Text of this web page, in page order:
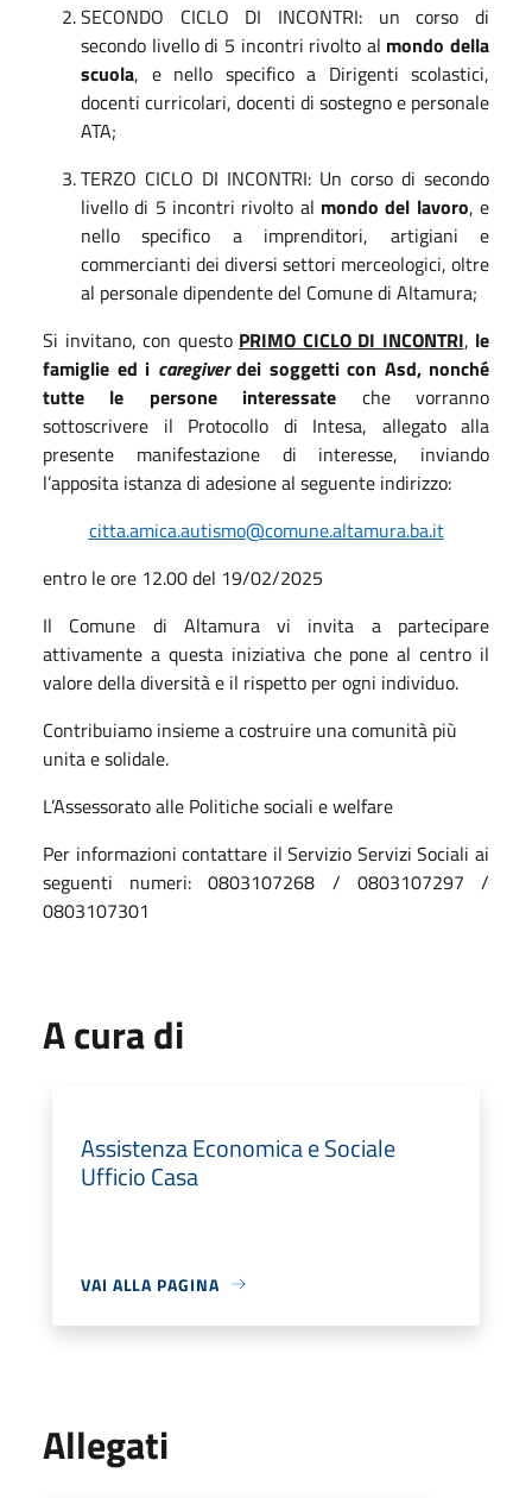
SECONDO CICLO DI INCONTRI: un corso di
secondo livello di 5 incontri rivolto al mondo della
scuola, e nello specifico a Dirigenti scolastici,
docenti curricolari, docenti di sostegno e personale
ATA;
TERZO CICLO DI INCONTRI: Un corso di secondo
livello di 5 incontri rivolto al mondo del lavoro, e
nello specifico a imprenditori, artigiani e
commercianti dei diversi settori merceologici, oltre
al personale dipendente del Comune di Altamura;
Si invitano, con questo PRIMO CICLO DI INCONTRI, le
famiglie ed i caregiverdei soggetti con Asd, nonché
tutte le persone interessate che vorranno
sottoscrivere il Protocollo di Intesa, allegato alla
presente manifestazione di interesse, inviando
l’apposita istanza di adesione al seguente indirizzo:
citta.amica.autismo@comune.altamura.ba.it
entro le ore 12.00 del 19/02/2025
Il Comune di Altamura vi invita a partecipare
attivamente a questa iniziativa che pone al centro il
valore della diversità e il rispetto per ogni individuo.
Contribuiamo insieme a costruire una comunità più
unita e solidale.
L’Assessorato alle Politiche sociali e welfare
Per informazioni contattare il Servizio Servizi Sociali ai
seguenti numeri: 0803107268 / 0803107297 /
0803107301
A cura di
Assistenza Economica e Sociale
Ufficio Casa
VAI ALLA PAGINA
Allegati